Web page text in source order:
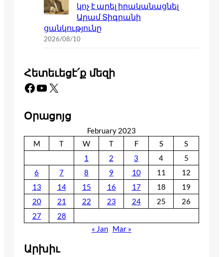
կոչ է արել իրականացնել
Արամ Տիգրանի
ցանկությունը
2026/08/10
Հետեւեցէ՛ք մեզի
Facebook YouTube X
Օրացոյց
February 2023
M
T W T F S
S
1
2 3 4
5
6
7 8 9 10 11
12
13
14 15 16 17 18
19
20
21 22 23 24 25
26
27
28
« Jan Mar »
Արխիւ